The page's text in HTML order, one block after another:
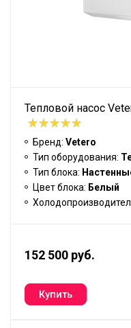
Тепловой насос
Бренд: Vetero
Тип оборудования:
Тип блока:
Цвет блока: Белый
152 500 руб.